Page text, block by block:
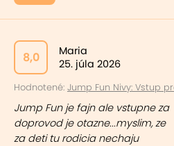
8,0
Maria
25. júla 2026
Hodnotené: Jump Fun Nivy: Vstup
Jump Fun je fajn ale vstupne za
doprovod je otazne...myslim, ze
za deti tu rodicia nechaju